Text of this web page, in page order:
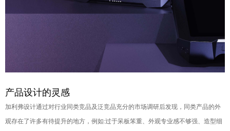
产品设计的灵感
加利弗设计通过对行业同类竞品及泛竞品充分的市场调研后发现，同类产品的外
观存在了许多有待提升的地方，例如:过于呆板笨重、外观专业感不够强、造型细